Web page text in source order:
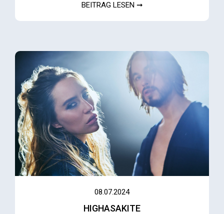
BEITRAG LESEN ➞
08.07.2024
HIGHASAKITE